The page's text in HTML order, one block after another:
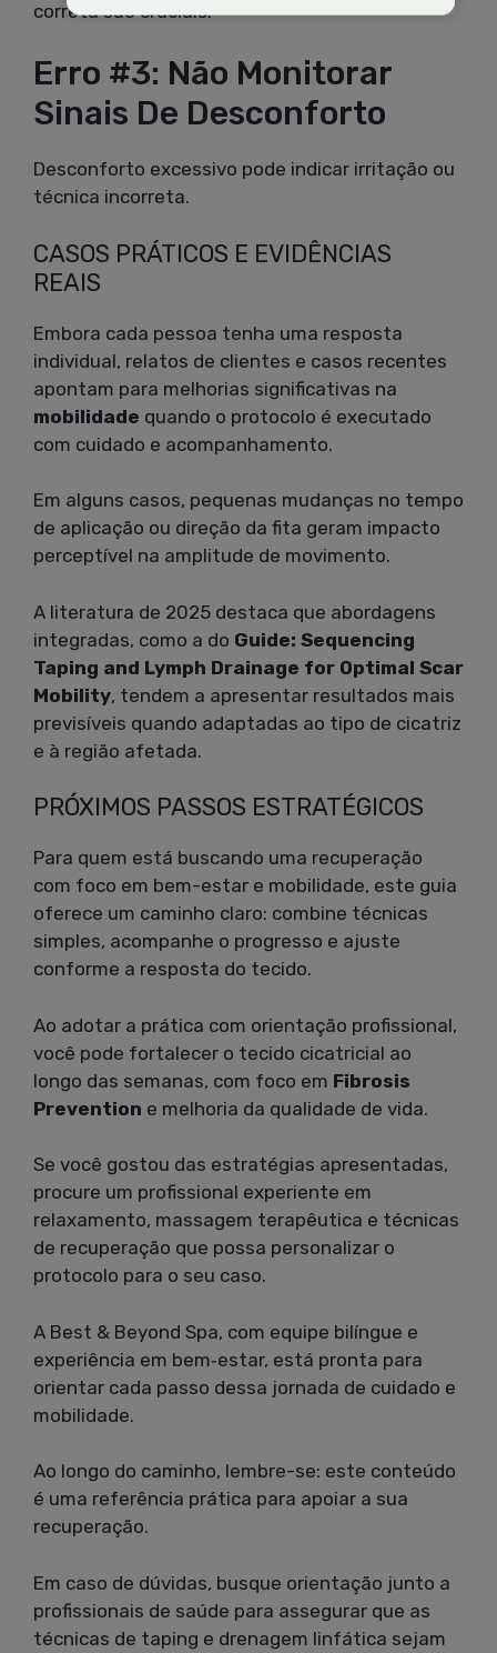
correta são cruciais.
Erro #3: Não Monitorar
Sinais De Desconforto
Desconforto excessivo pode indicar irritação ou
técnica incorreta.
CASOS PRÁTICOS E EVIDÊNCIAS
REAIS
Embora cada pessoa tenha uma resposta
individual, relatos de clientes e casos recentes
apontam para melhorias significativas na
mobilidade quando o protocolo é executado
com cuidado e acompanhamento.
Em alguns casos, pequenas mudanças no tempo
de aplicação ou direção da fita geram impacto
perceptível na amplitude de movimento.
A literatura de 2025 destaca que abordagens
integradas, como a do Guide: Sequencing
Taping and Lymph Drainage for Optimal Scar
Mobility, tendem a apresentar resultados mais
previsíveis quando adaptadas ao tipo de cicatriz
e à região afetada.
PRÓXIMOS PASSOS ESTRATÉGICOS
Para quem está buscando uma recuperação
com foco em bem-estar e mobilidade, este guia
oferece um caminho claro: combine técnicas
simples, acompanhe o progresso e ajuste
conforme a resposta do tecido.
Ao adotar a prática com orientação profissional,
você pode fortalecer o tecido cicatricial ao
longo das semanas, com foco em Fibrosis
Prevention e melhoria da qualidade de vida.
Se você gostou das estratégias apresentadas,
procure um profissional experiente em
relaxamento, massagem terapêutica e técnicas
de recuperação que possa personalizar o
protocolo para o seu caso.
A Best & Beyond Spa, com equipe bilíngue e
experiência em bem‑estar, está pronta para
orientar cada passo dessa jornada de cuidado e
mobilidade.
Ao longo do caminho, lembre-se: este conteúdo
é uma referência prática para apoiar a sua
recuperação.
Em caso de dúvidas, busque orientação junto a
profissionais de saúde para assegurar que as
técnicas de taping e drenagem linfática sejam